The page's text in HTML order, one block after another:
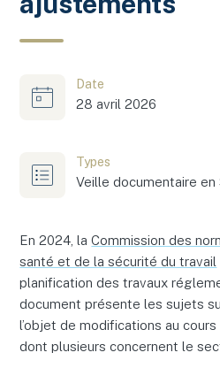
Date
28 avril 2026
Types
Veille documentaire en
En 2024, laCommission des
santé et de la sécurité du travail
planification des travaux
document présente les sujets
l’objet de modifications au cours
dont plusieurs concernent le